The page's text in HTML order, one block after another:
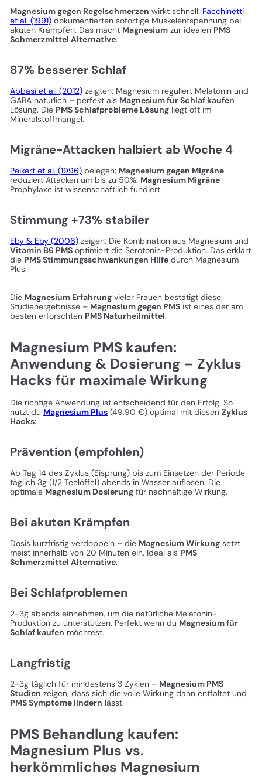
Magnesium gegen Regelschmerzen wirkt schnell: Facchinetti
et al. (1991) dokumentierten sofortige Muskelentspannung bei
akuten Krämpfen. Das macht Magnesium zur idealen PMS
Schmerzmittel Alternative.
87% besserer Schlaf
Abbasi et al. (2012) zeigten: Magnesium reguliert Melatonin und
GABA natürlich – perfekt als Magnesium für Schlaf kaufen
Lösung. Die PMS Schlafprobleme Lösung liegt oft im
Mineralstoffmangel.
Migräne-Attacken halbiert ab Woche 4
Peikert et al. (1996) belegen: Magnesium gegen Migräne
reduziert Attacken um bis zu 50%. Magnesium Migräne
Prophylaxe ist wissenschaftlich fundiert.
Stimmung +73% stabiler
Eby & Eby (2006) zeigen: Die Kombination aus Magnesium und
Vitamin B6 PMS optimiert die Serotonin-Produktion. Das erklärt
die PMS Stimmungsschwankungen Hilfe durch Magnesium
Plus.
Die Magnesium Erfahrung vieler Frauen bestätigt diese
Studienergebnisse – Magnesium gegen PMS ist eines der am
besten erforschten PMS Naturheilmittel.
Magnesium PMS kaufen:
Anwendung & Dosierung – Zyklus
Hacks für maximale Wirkung
Die richtige Anwendung ist entscheidend für den Erfolg. So
nutzt du Magnesium Plus (49,90 €) optimal mit diesen Zyklus
Hacks:
Prävention (empfohlen)
Ab Tag 14 des Zyklus (Eisprung) bis zum Einsetzen der Periode
täglich 3g (1/2 Teelöffel) abends in Wasser auflösen. Die
optimale Magnesium Dosierung für nachhaltige Wirkung.
Bei akuten Krämpfen
Dosis kurzfristig verdoppeln – die Magnesium Wirkung setzt
meist innerhalb von 20 Minuten ein. Ideal als PMS
Schmerzmittel Alternative.
Bei Schlafproblemen
2-3g abends einnehmen, um die natürliche Melatonin-
Produktion zu unterstützen. Perfekt wenn du Magnesium für
Schlaf kaufen möchtest.
Langfristig
2-3g täglich für mindestens 3 Zyklen – Magnesium PMS
Studien zeigen, dass sich die volle Wirkung dann entfaltet und
PMS Symptome lindern lässt.
PMS Behandlung kaufen:
Magnesium Plus vs.
herkömmliches Magnesium